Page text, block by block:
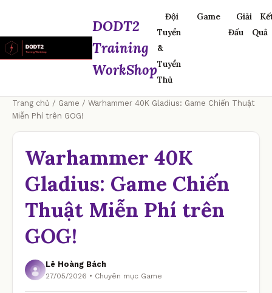
DODT2
Training
WorkShop
Đội
Tuyển
&
Tuyển
Thủ
Game
Giải
Đấu
Quả
Trang chủ / Game / Warhammer 40K Gladius: Game Chiến Thuật
Miễn Phí trên GOG!
Warhammer 40K
Gladius: Game Chiến
Thuật Miễn Phí trên
GOG!
Lê Hoàng Bách
27/05/2026 • Chuyên mục Game